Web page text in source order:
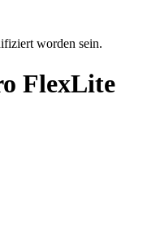
worden sein.
FlexLite